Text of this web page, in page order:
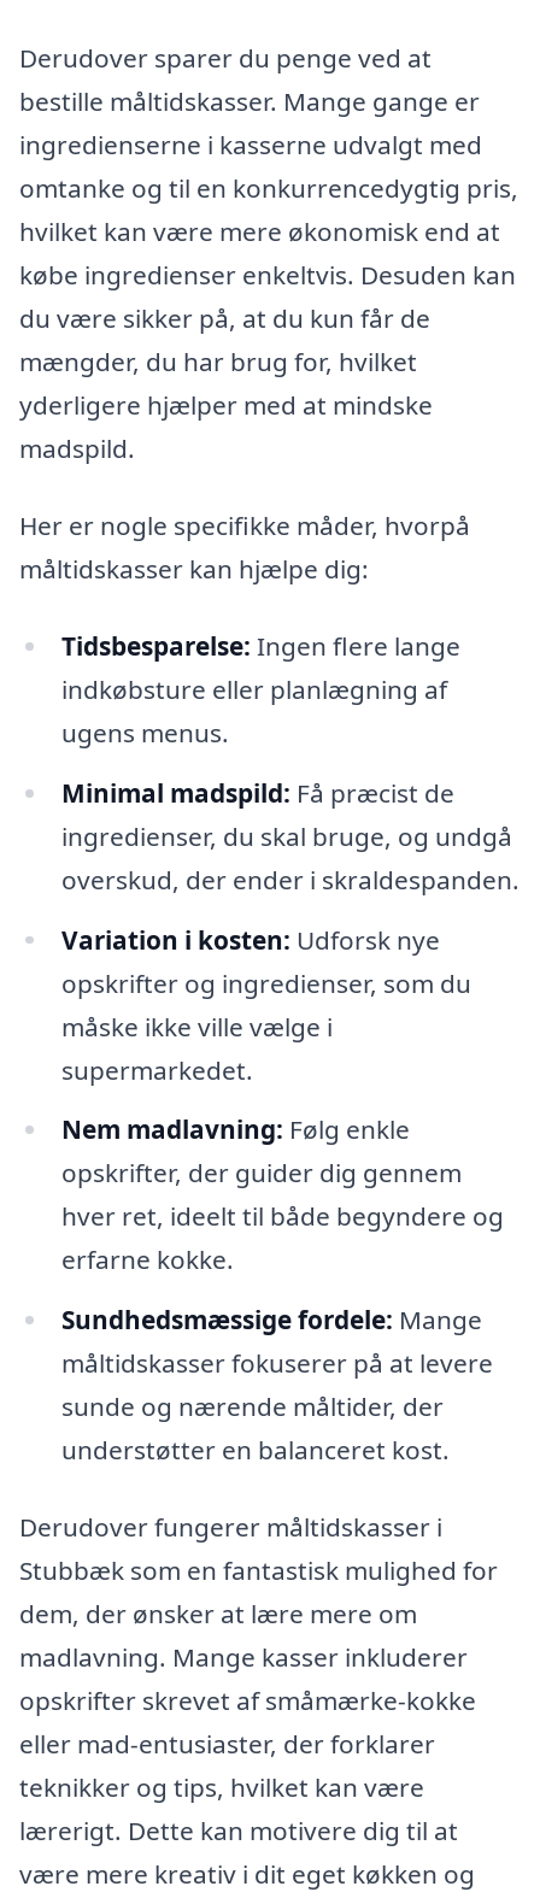
Derudover sparer du penge ved at
bestille måltidskasser. Mange gange er
ingredienserne i kasserne udvalgt med
omtanke og til en konkurrencedygtig pris,
hvilket kan være mere økonomisk end at
købe ingredienser enkeltvis. Desuden kan
du være sikker på, at du kun får de
mængder, du har brug for, hvilket
yderligere hjælper med at mindske
madspild.
Her er nogle specifikke måder, hvorpå
måltidskasser kan hjælpe dig:
Tidsbesparelse: Ingen flere lange
indkøbsture eller planlægning af
ugens menus.
Minimal madspild: Få præcist de
ingredienser, du skal bruge, og undgå
overskud, der ender i skraldespanden.
Variation i kosten: Udforsk nye
opskrifter og ingredienser, som du
måske ikke ville vælge i
supermarkedet.
Nem madlavning: Følg enkle
opskrifter, der guider dig gennem
hver ret, ideelt til både begyndere og
erfarne kokke.
Sundhedsmæssige fordele: Mange
måltidskasser fokuserer på at levere
sunde og nærende måltider, der
understøtter en balanceret kost.
Derudover fungerer måltidskasser i
Stubbæk som en fantastisk mulighed for
dem, der ønsker at lære mere om
madlavning. Mange kasser inkluderer
opskrifter skrevet af småmærke-kokke
eller mad-entusiaster, der forklarer
teknikker og tips, hvilket kan være
lærerigt. Dette kan motivere dig til at
være mere kreativ i dit eget køkken og